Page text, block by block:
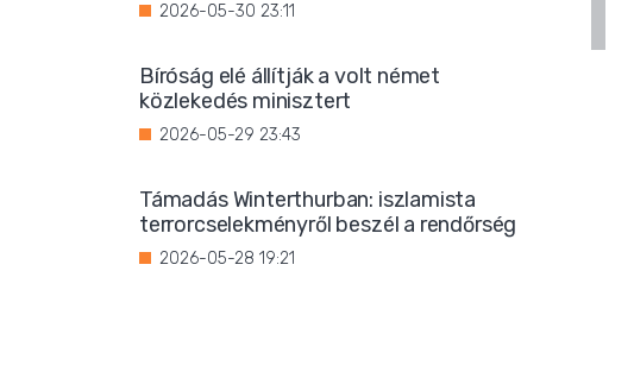
2026-05-30 23:11
Bíróság elé állítják a volt német
közlekedés minisztert
2026-05-29 23:43
Támadás Winterthurban: iszlamista
terrorcselekményről beszél a rendőrség
2026-05-28 19:21